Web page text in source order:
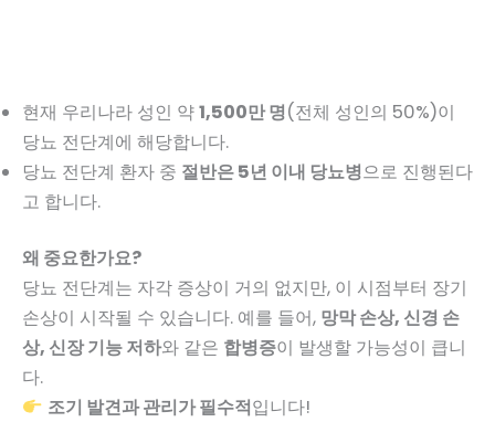
현재 우리나라 성인 약1,500만 명(전체 성인의 50%)이
당뇨 전단계에 해당합니다.
당뇨 전단계 환자 중 절반은 5년 이내 당뇨병으로 진행된다
고 합니다.
왜 중요한가요?
당뇨 전단계는 자각 증상이 거의 없지만, 이 시점부터 장기
손상이 시작될 수 있습니다. 예를 들어, 망막 손상, 신경 손
상, 신장 기능 저하와 같은 합병증이 발생할 가능성이 큽니
다.
조기 발견과 관리가 필수적입니다!